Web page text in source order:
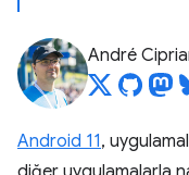
André
Android 11,